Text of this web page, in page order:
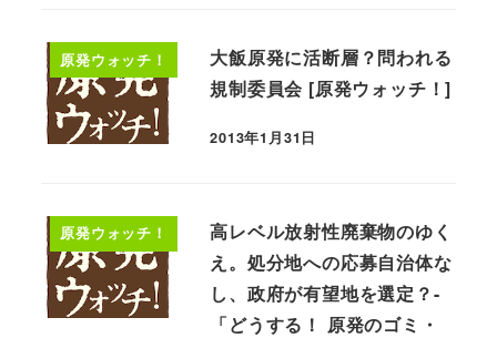
原発ウォッチ！
大飯原発に活断層？問われる
規制委員会 [原発ウォッチ！]
2013年1月31日
原発ウォッチ！
高レベル放射性廃棄物のゆく
え。処分地への応募自治体な
し、政府が有望地を選定？-
「どうする！ 原発のゴミ・